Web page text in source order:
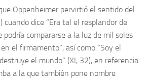
Oppenheimer pervirtió el sentido del
cuando dice “Era tal el resplandor de
podría compararse a la luz de mil soles
el firmamento”, así como “Soy el
el mundo” (XI, 32), en referencia
a la que también pone nombre